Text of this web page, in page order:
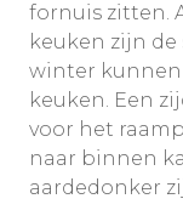
fornuis zitten.
keuken zijn
winter kunnen
keuken. Een
voor het
naar binnen
aardedonker